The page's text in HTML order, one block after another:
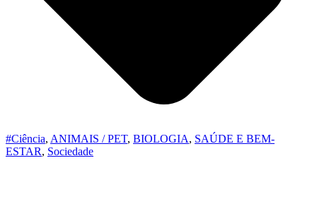
#Ciência, ANIMAIS / PET, BIOLOGIA, SAÚDE E BEM-
ESTAR, Sociedade